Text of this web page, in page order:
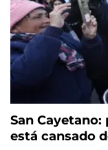
San Cayetano:
está cansado